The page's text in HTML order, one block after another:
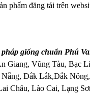
phẩm đăng tải trên
giống chuẩn Phú
Giang, Vũng Tàu, Bạc
Đắk Lắk,Đắk
Châu, Lào Cai, Lạng